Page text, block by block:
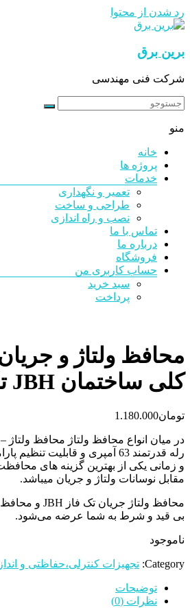
رد شدن از محتوا
برین برق
شرکت فنی مهندسی
منو
خانه
پروژه ها
خدمات
تعمیر و نگهداری
طراحی و ساخت
نصب و راه اندازی
تماس با ما
درباره ما
فروشگاه
حساب کاربری من
سبد خرید
پرداخت
کلی ساختمان JBH تکفاز
تومان1.180.000
در میان انواع محافظ ولتاژ محافظ ولتاژ
رله قدرتمند 63 آمپری و قابلیت
و زمانی یکی از بهترین گزینه های
مقابل نوسانات ولتاژ و جریان میباشد.
بی قید و شرط به شما عرضه می‌شود.
ناموجود
Category: تجهیزات کنترلی،حفاظتی و
توضیحات
نظرات (0)